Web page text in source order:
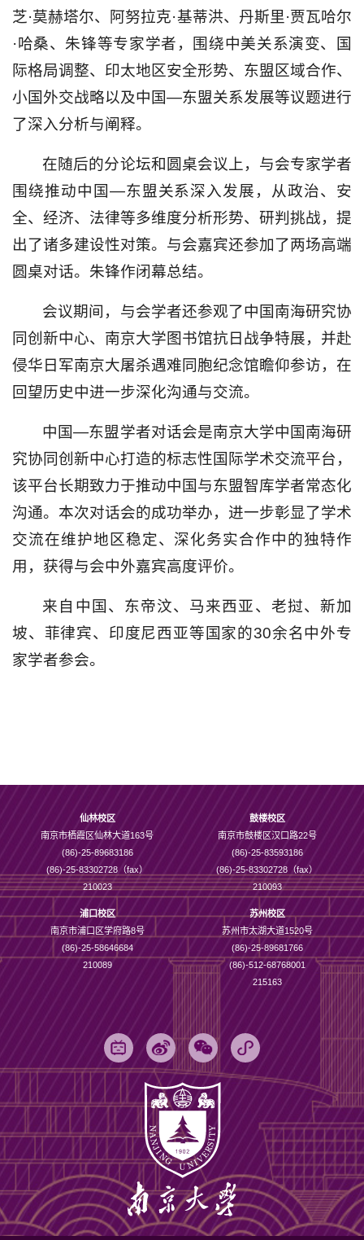
芝·莫赫塔尔、阿努拉克·基蒂洪、丹斯里·贾瓦哈尔
·哈桑、朱锋等专家学者，围绕中美关系演变、国
际格局调整、印太地区安全形势、东盟区域合作、
小国外交战略以及中国—东盟关系发展等议题进行
了深入分析与阐释。
在随后的分论坛和圆桌会议上，与会专家学者
围绕推动中国—东盟关系深入发展，从政治、安
全、经济、法律等多维度分析形势、研判挑战，提
出了诸多建设性对策。与会嘉宾还参加了两场高端
圆桌对话。朱锋作闭幕总结。
会议期间，与会学者还参观了中国南海研究协
同创新中心、南京大学图书馆抗日战争特展，并赴
侵华日军南京大屠杀遇难同胞纪念馆瞻仰参访，在
回望历史中进一步深化沟通与交流。
中国—东盟学者对话会是南京大学中国南海研
究协同创新中心打造的标志性国际学术交流平台，
该平台长期致力于推动中国与东盟智库学者常态化
沟通。本次对话会的成功举办，进一步彰显了学术
交流在维护地区稳定、深化务实合作中的独特作
用，获得与会中外嘉宾高度评价。
来自中国、东帝汶、马来西亚、老挝、新加
坡、菲律宾、印度尼西亚等国家的30余名中外专
家学者参会。
仙林校区
南京市栖霞区仙林大道163号
(86)-25-89683186
(86)-25-83302728（fax）
210023
鼓楼校区
南京市鼓楼区汉口路22号
(86)-25-83593186
(86)-25-83302728（fax）
210093
浦口校区
南京市浦口区学府路8号
(86)-25-58646684
210089
苏州校区
苏州市太湖大道1520号
(86)-25-89681766
(86)-512-68768001
215163